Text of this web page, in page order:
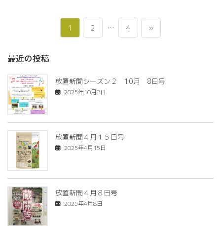
の
ペ
ー
ジ
送
り
ペ1 ペ
2 … ペ
4 »
最近の投稿
放置新聞シーズン２ 10月 8日号
2025年10月8日
放置新聞４月１５日号
2025年4月15日
放置新聞４月８日号
2025年4月8日